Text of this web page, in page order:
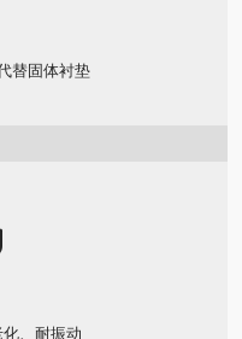
替固体衬垫
、耐振动